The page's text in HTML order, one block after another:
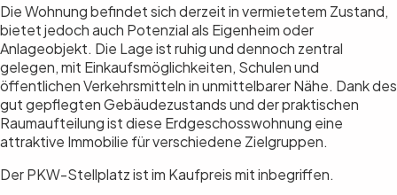
Die Wohnung befindet sich derzeit in vermietetem Zustand,
bietet jedoch auch Potenzial als Eigenheim oder
Anlageobjekt. Die Lage ist ruhig und dennoch zentral
gelegen, mit Einkaufsmöglichkeiten, Schulen und
öffentlichen Verkehrsmitteln in unmittelbarer Nähe. Dank des
gut gepflegten Gebäudezustands und der praktischen
Raumaufteilung ist diese Erdgeschosswohnung eine
attraktive Immobilie für verschiedene Zielgruppen.
Der PKW-Stellplatz ist im Kaufpreis mit inbegriffen.